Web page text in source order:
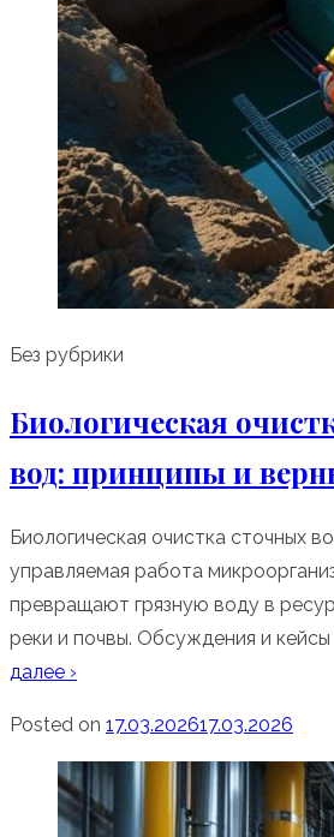
Без рубрики
Биологическая
вод: принципы и
Биологическая очистка сточных
управляемая работа
превращают грязную воду в
реки и почвы. Обсуждения и кейсы
далее ›
Posted on 17.03.202617.03.2026